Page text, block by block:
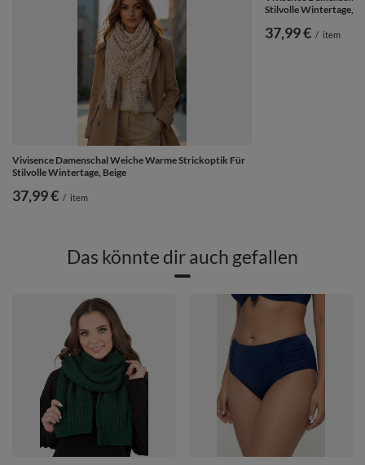
Vivisence Damenschal Weiche Warme Strickoptik Für
Stilvolle Wintertage, Beige
37,99 € / item
Stilvolle Wintertage,
37,99 € / item
Das könnte dir auch gefallen